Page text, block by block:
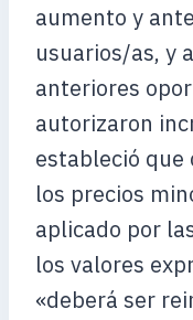
aumento y
usuarios/as, y
anteriores
autorizaron
estableció
los precios
aplicado por
los valores
«deberá ser